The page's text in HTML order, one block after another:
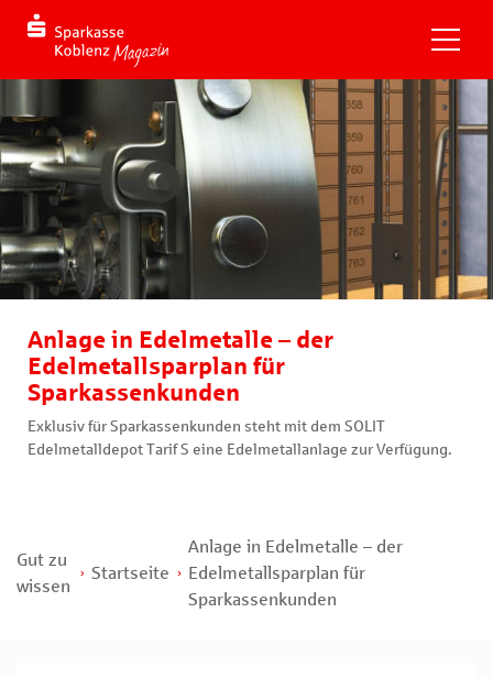
Anlage in Edelmetalle – der
Edelmetallsparplan für
Sparkassenkunden
Exklusiv für Sparkassenkunden steht mit dem SOLIT
Edelmetalldepot Tarif S eine Edelmetallanlage zur Verfügung.
Gut zu
wissen
Startseite
Anlage in Edelmetalle – der
Edelmetallsparplan für
Sparkassenkunden